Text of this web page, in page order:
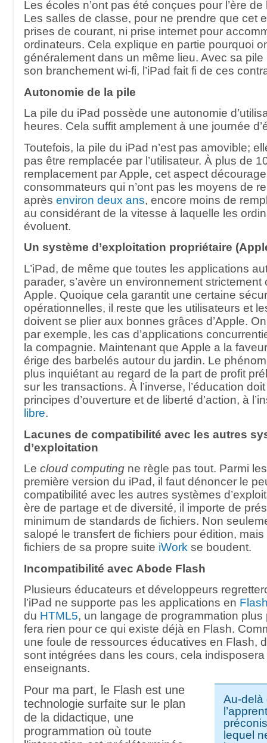
Les écoles n’ont pas été conçues pour l’ère de
Les salles de classe, pour ne prendre que cet
prises de courant, ni prise internet pour
ordinateurs. Cela explique en partie pourquoi
généralement dans un même lieu. Avec sa
son branchement wi-fi, l’iPad fait fi de ces
Autonomie de la pile
La pile du iPad possède une autonomie
heures. Cela suffit amplement à une journée
Toutefois, la pile du iPad n’est pas amovible;
pas être remplacée par l’utilisateur. À plus de
remplacement par Apple, cet aspect
consommateurs qui n’ont pas les moyens de
après environ deux ans, encore moins de
au considérant de la vitesse à laquelle les
évoluent.
Un système d’exploitation propriétaire
L’iPad, de même que toutes les applications
parader, s’avère un environnement strictement
Apple. Quoique cela garantit une certaine
opérationnelles, il reste que les utilisateurs et
doivent se plier aux bonnes grâces d’Apple.
par exemple, les cas d’applications
la compagnie. Maintenant que Apple a la
érige des barbelés autour du jardin. Le
plus inquiétant au regard de la part de profit
sur les transactions. À l’inverse, l’éducation
principes d’ouverture et de liberté d’action, à
libre.
Lacunes de compatibilité avec les autres
d’exploitation
Le cloud computing ne règle pas tout. Parmi
première version du iPad, il faut dénoncer le
compatibilité avec les autres systèmes
ère de partage et de diversité, il importe de
minimum de standards de fichiers. Non
salopé le transfert de fichiers pour édition,
fichiers de sa propre suite iWork se boudent.
Incompatibilité avec Abode Flash
Plusieurs éducateurs et développeurs
l’iPad ne supporte pas les applications en
du HTML5, un langage de programmation plus
fera rien pour ce qui existe déjà en Flash.
une foule de ressources éducatives en Flash,
sont intégrées dans les cours, cela
enseignants.
Au-delà
lequel
Pour ma part, le Flash est une
technologie surfaite sur le plan
de la didactique, une
programmation où toute